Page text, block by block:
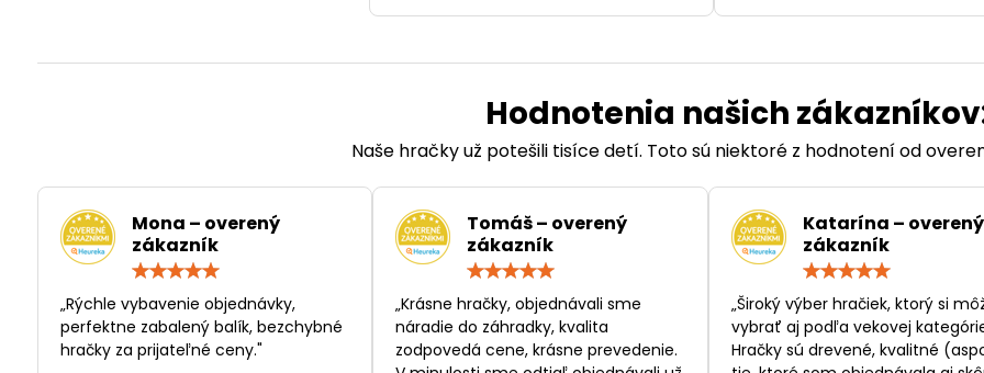
Hodnotenia našich
Naše hračky už potešili tisíce detí. Toto sú niektoré z hodnotení od
Mona – overený
zákazník
/
5
„Rýchle vybavenie objednávky,
perfektne zabalený balík, bezchybné
hračky za prijateľné ceny."
Tomáš – overený
zákazník
/
„Krásne hračky, objednávali sme
náradie do záhradky, kvalita
zodpovedá cene, krásne prevedenie.
Katarína – overený
zákazník
/
5
„Široký výber hračiek, ktorý si
vybrať aj podľa vekovej
Hračky sú drevené, kvalitné